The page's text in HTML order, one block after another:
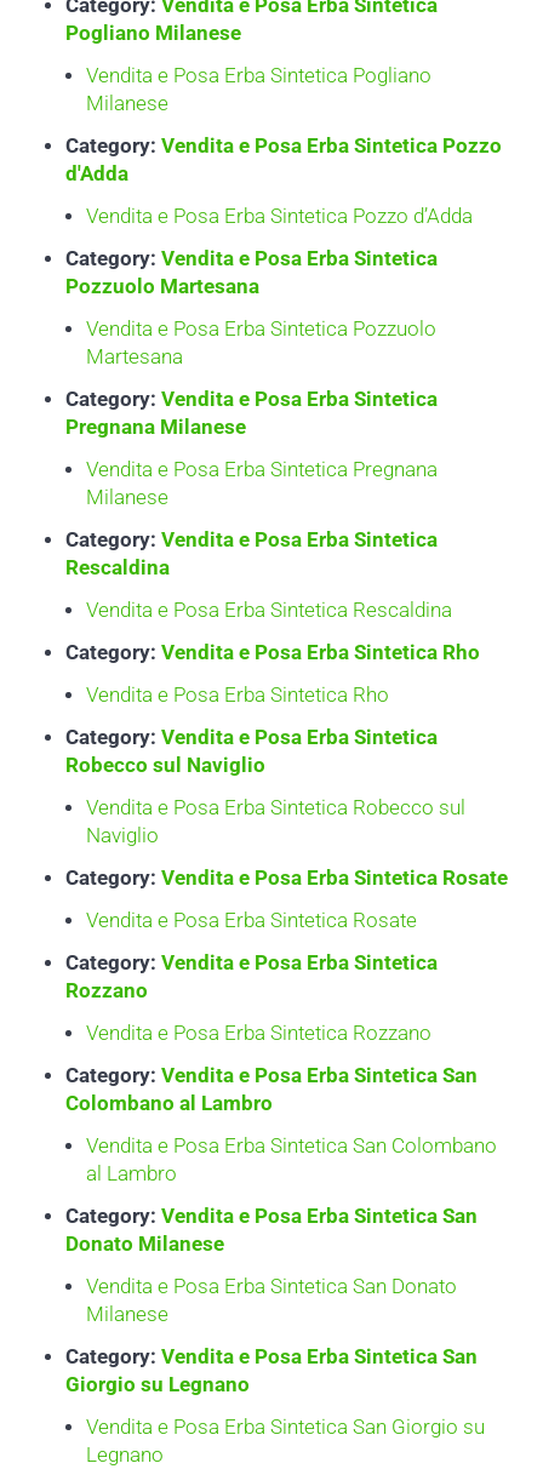
Category: Vendita e Posa Erba Sintetica
Pogliano Milanese
Vendita e Posa Erba Sintetica Pogliano
Milanese
Category:Vendita e Posa Erba Sintetica Pozzo
d'Adda
Vendita e Posa Erba Sintetica Pozzo d’Adda
Category:Vendita e Posa Erba Sintetica
Pozzuolo Martesana
Vendita e Posa Erba Sintetica Pozzuolo
Martesana
Category:Vendita e Posa Erba Sintetica
Pregnana Milanese
Vendita e Posa Erba Sintetica Pregnana
Milanese
Category:Vendita e Posa Erba Sintetica
Rescaldina
Vendita e Posa Erba Sintetica Rescaldina
Category:Vendita e Posa Erba Sintetica Rho
Vendita e Posa Erba Sintetica Rho
Category:Vendita e Posa Erba Sintetica
Robecco sul Naviglio
Vendita e Posa Erba Sintetica Robecco sul
Naviglio
Category:Vendita e Posa Erba Sintetica Rosate
Vendita e Posa Erba Sintetica Rosate
Category:Vendita e Posa Erba Sintetica
Rozzano
Vendita e Posa Erba Sintetica Rozzano
Category:Vendita e Posa Erba Sintetica San
Colombano al Lambro
Vendita e Posa Erba Sintetica San Colombano
al Lambro
Category:Vendita e Posa Erba Sintetica San
Donato Milanese
Vendita e Posa Erba Sintetica San Donato
Milanese
Category:Vendita e Posa Erba Sintetica San
Giorgio su Legnano
Vendita e Posa Erba Sintetica San Giorgio su
Legnano